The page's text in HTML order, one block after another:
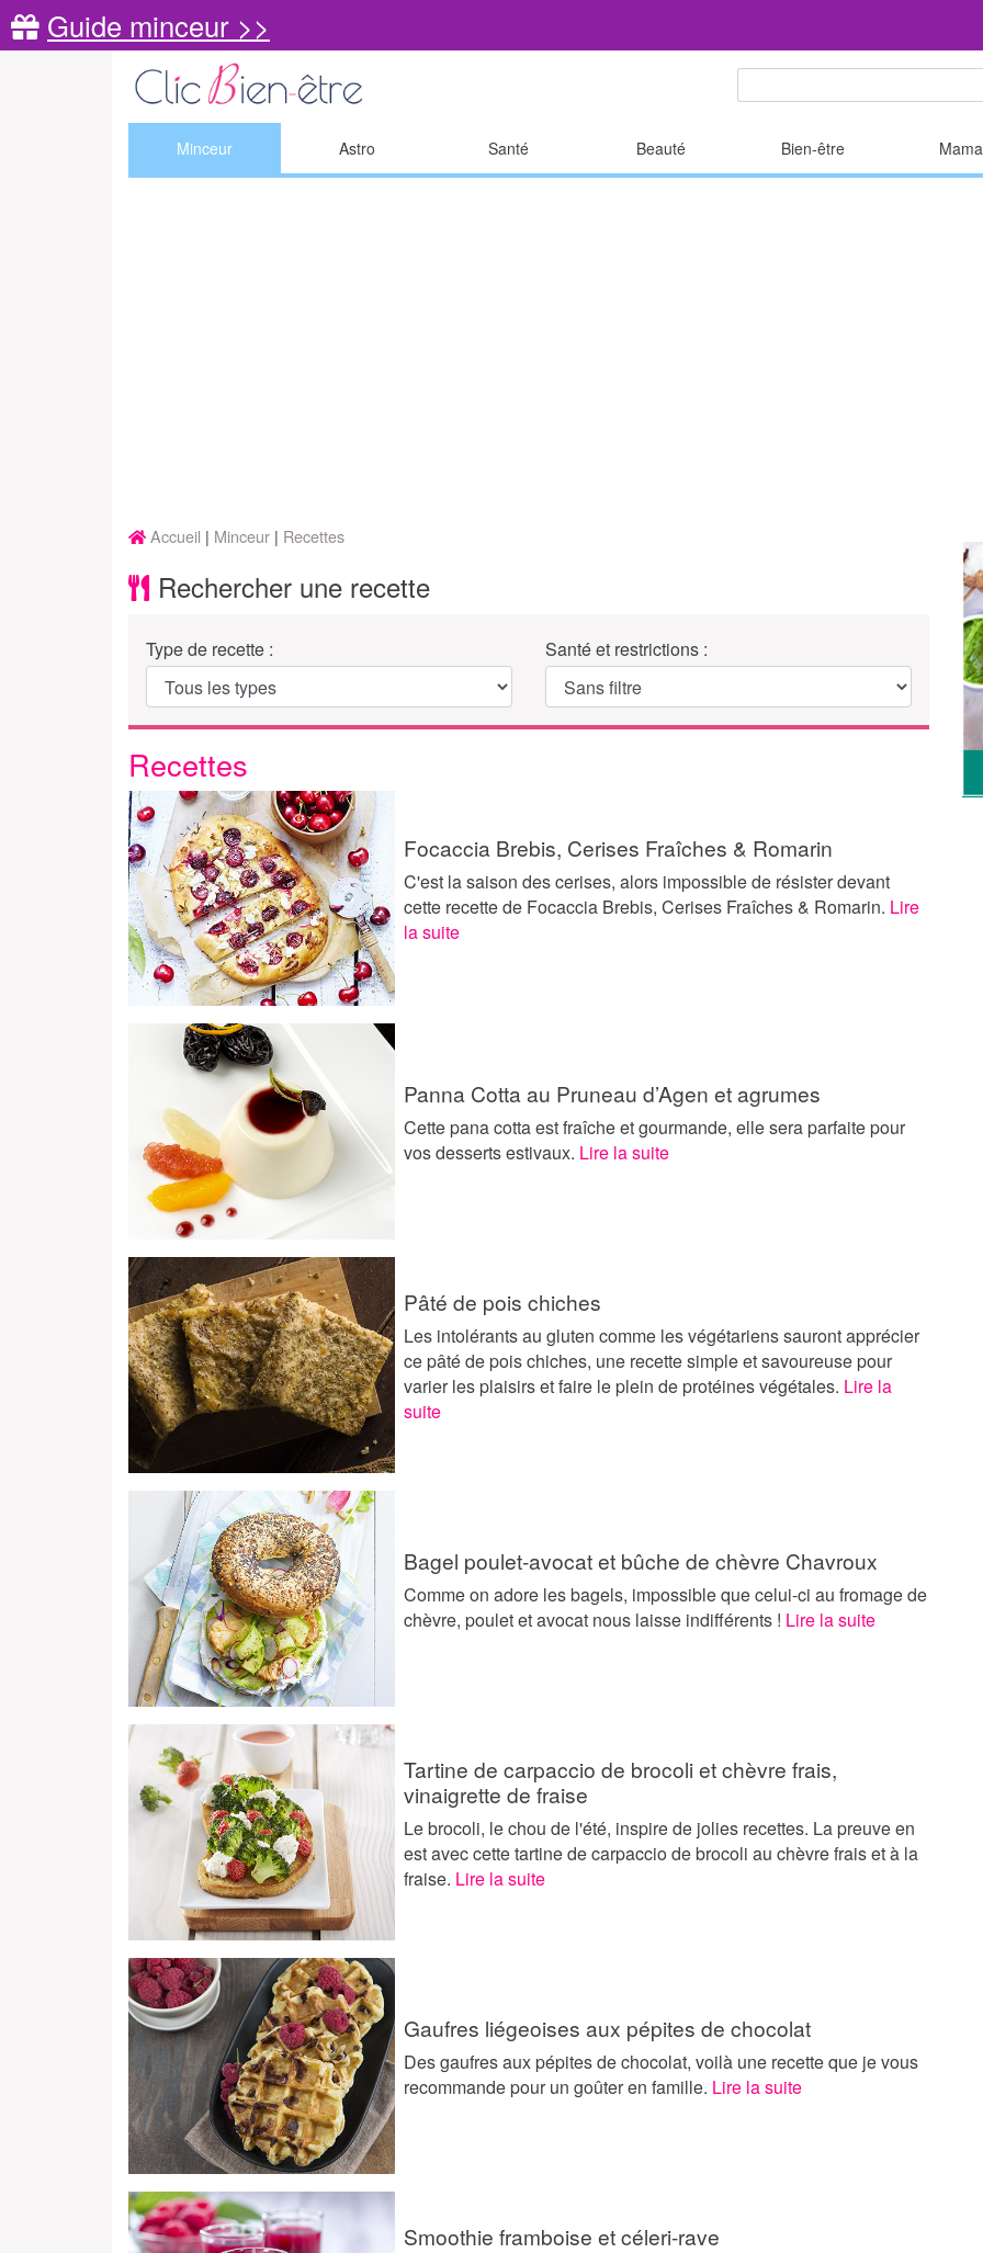
Guide minceur >>
Minceur Astro Santé Beauté Bien-être
Accueil Minceur Recettes
Rechercher une recette
Type de recette : Santé et restrictions :
Recettes
Focaccia Brebis, Cerises Fraîches & Romarin
C'est la saison des cerises, alors impossible de résister devant
cette recette de Focaccia Brebis, Cerises Fraîches & Romarin. Lire
la suite
Panna Cotta au Pruneau d’Agen et agrumes
Cette pana cotta est fraîche et gourmande, elle sera parfaite pour
vos desserts estivaux. Lire la suite
Pâté de pois chiches
Les intolérants au gluten comme les végétariens sauront apprécier
ce pâté de pois chiches, une recette simple et savoureuse pour
varier les plaisirs et faire le plein de protéines végétales. Lire la
suite
Bagel poulet-avocat et bûche de chèvre Chavroux
Comme on adore les bagels, impossible que celui-ci au fromage de
chèvre, poulet et avocat nous laisse indifférents ! Lire la suite
Tartine de carpaccio de brocoli et chèvre frais,
vinaigrette de fraise
Le brocoli, le chou de l'été, inspire de jolies recettes. La preuve en
est avec cette tartine de carpaccio de brocoli au chèvre frais et à la
fraise. Lire la suite
Gaufres liégeoises aux pépites de chocolat
Des gaufres aux pépites de chocolat, voilà une recette que je vous
recommande pour un goûter en famille. Lire la suite
Smoothie framboise et céleri-rave